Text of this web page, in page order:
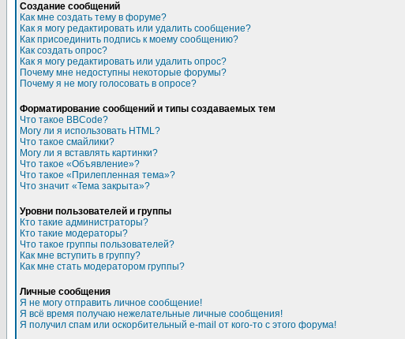
Создание сообщений
Как мне создать тему в форуме?
Как я могу редактировать или удалить сообщение?
Как присоединить подпись к моему сообщению?
Как создать опрос?
Как я могу редактировать или удалить опрос?
Почему мне недоступны некоторые форумы?
Почему я не могу голосовать в опросе?
Форматирование сообщений и типы создаваемых тем
Что такое BBCode?
Могу ли я использовать HTML?
Что такое смайлики?
Могу ли я вставлять картинки?
Что такое «Объявление»?
Что такое «Прилепленная тема»?
Что значит «Тема закрыта»?
Уровни пользователей и группы
Кто такие администраторы?
Кто такие модераторы?
Что такое группы пользователей?
Как мне вступить в группу?
Как мне стать модератором группы?
Личные сообщения
Я не могу отправить личное сообщение!
Я всё время получаю нежелательные личные сообщения!
Я получил спам или оскорбительный e-mail от кого-то с этого форума!